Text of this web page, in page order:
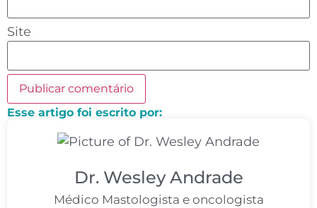
Site
Esse artigo foi escrito por:
Dr. Wesley Andrade
Médico Mastologista e oncologista